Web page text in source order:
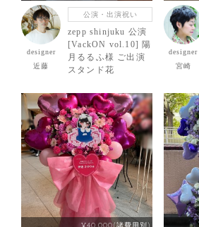
designer
近藤
公演・出演祝い
zepp shinjuku 公演
[VackON vol.10] 陽
月るるふ様 ご出演
スタンド花
designer
宮崎